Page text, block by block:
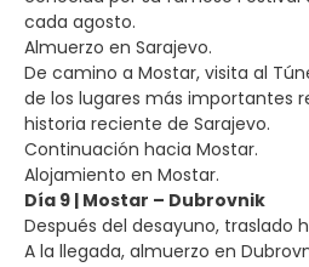
cada agosto.
Almuerzo en Sarajevo.
De camino a Mostar, visita al
de los lugares más importantes
historia reciente de Sarajevo.
Continuación hacia Mostar.
Alojamiento en Mostar.
Día 9 | Mostar – Dubrovnik
Después del desayuno, traslado
A la llegada, almuerzo en